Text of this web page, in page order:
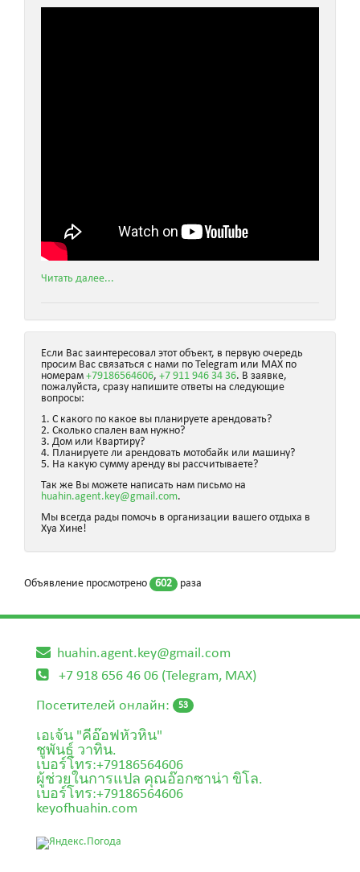
Читать далее...
Если Вас заинтересовал этот объект, в первую очередь
просим Вас связаться с нами по Telegram или MAX по
номерам +79186564606, +7 911 946 34 36. В заявке,
пожалуйста, сразу напишите ответы на следующие
вопросы:
1. С какого по какое вы планируете арендовать?
2. Сколько спален вам нужно?
3. Дом или Квартиру?
4. Планируете ли арендовать мотобайк или машину?
5. На какую сумму аренду вы рассчитываете?
Так же Вы можете написать нам письмо на
huahin.agent.key@gmail.com.
Мы всегда рады помочь в организации вашего отдыха в
Хуа Хине!
Объявление просмотрено 602 раза
huahin.agent.key@gmail.com
+7 918 656 46 06 (Telegram, MAX)
Посетителей онлайн:
53
เอเจ้น "คีอ๊อฟหัวหิน"
ชูพันธุ์ วาทิน.
เบอร์โทร:+79186564606
ผู้ช่วยในการแปล คุณอ๊อกซาน่า ขิโล.
เบอร์โทร:+79186564606
keyofhuahin.com